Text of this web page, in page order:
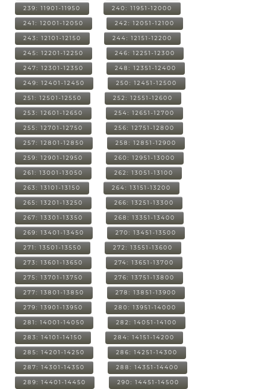
239: 11901-11950 240: 11951-12000
241: 12001-12050 242: 12051-12100
243: 12101-12150 244: 12151-12200
245: 12201-12250 246: 12251-12300
247: 12301-12350 248: 12351-12400
249: 12401-12450 250: 12451-12500
251: 12501-12550 252: 12551-12600
253: 12601-12650 254: 12651-12700
255: 12701-12750 256: 12751-12800
257: 12801-12850 258: 12851-12900
259: 12901-12950 260: 12951-13000
261: 13001-13050 262: 13051-13100
263: 13101-13150 264: 13151-13200
265: 13201-13250 266: 13251-13300
267: 13301-13350 268: 13351-13400
269: 13401-13450 270: 13451-13500
271: 13501-13550 272: 13551-13600
273: 13601-13650 274: 13651-13700
275: 13701-13750 276: 13751-13800
277: 13801-13850 278: 13851-13900
279: 13901-13950 280: 13951-14000
281: 14001-14050 282: 14051-14100
283: 14101-14150 284: 14151-14200
285: 14201-14250 286: 14251-14300
287: 14301-14350 288: 14351-14400
289: 14401-14450 290: 14451-14500